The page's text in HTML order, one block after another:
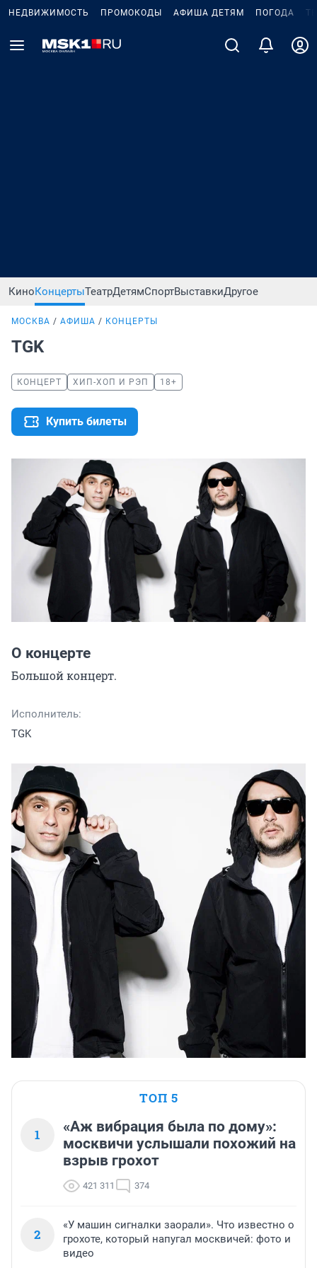
НЕДВИЖИМОСТЬ ПРОМОКОДЫ АФИША ДЕТЯМ ПОГОДА
КиноКонцертыТеатрДетямСпортВыставкиДругое
МОСКВА АФИША КОНЦЕРТЫ
TGK
КОНЦЕРТ ХИП-ХОП И РЭП 18+
Купить билеты
О концерте
Большой концерт.
Исполнитель:
TGK
ТОП 5
1
«Аж вибрация была по дому»:
москвичи услышали похожий на
взрыв грохот
421 311 374
2
«У машин сигналки заорали». Что известно о
грохоте, который напугал москвичей: фото и
видео